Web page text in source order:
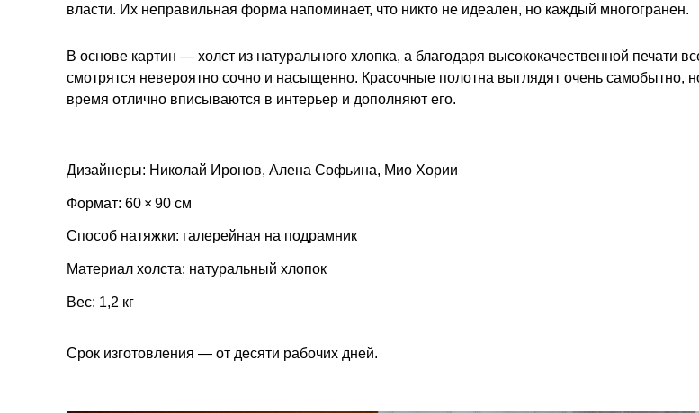
власти. Их неправильная форма напоминает, что никто не идеален, но каждый многогранен.
В основе картин — холст из натурального хлопка, а благодаря высококачественной печати
смотрятся невероятно сочно и насыщенно. Красочные полотна выглядят очень самобытно,
время отлично вписываются в интерьер и дополняют его.
Дизайнеры: Николай Иронов, Алена Софьина, Мио Хории
Формат: 60 × 90 см
Способ натяжки: галерейная на подрамник
Материал холста: натуральный хлопок
Вес: 1,2 кг
Срок изготовления — от десяти рабочих дней.